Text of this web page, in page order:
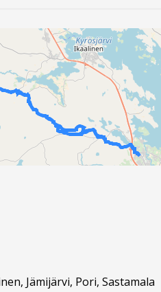
Jämijärvi, Pori, Sastamala